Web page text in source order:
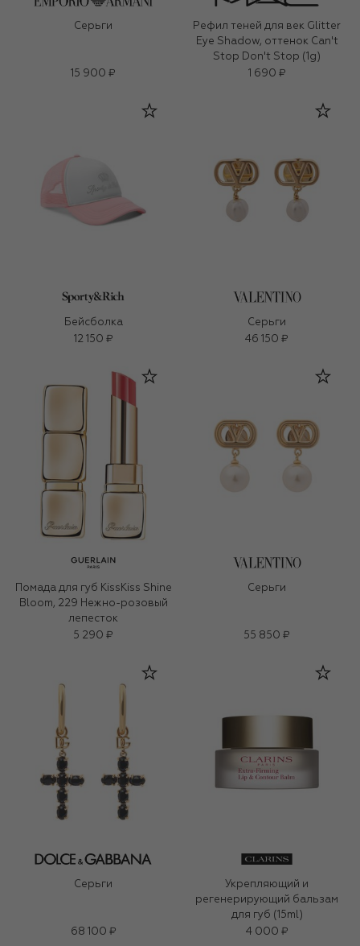
Серьги
15 900 ₽
Рефил теней для век Glitter
Eye Shadow, оттенок Can't
Stop Don't Stop (1g)
1 690 ₽
Бейсболка
12 150 ₽
Серьги
46 150 ₽
Помада для губ KissKiss Shine
Bloom, 229 Нежно-розовый
лепесток
5 290 ₽
Серьги
55 850 ₽
Серьги
68 100 ₽
Укрепляющий и
регенерирующий бальзам
для губ (15ml)
4 000 ₽